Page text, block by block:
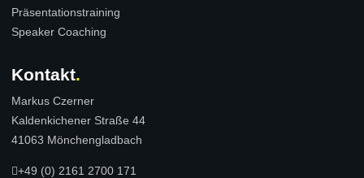
Präsentationstraining
Speaker Coaching
Kontakt
Markus Czerner
Kaldenkichener Straße 44
41063 Mönchengladbach
+49 (0) 2161 2700 171